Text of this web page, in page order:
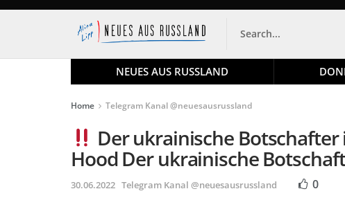
NEUES AUS RUSSLAND
Home Telegram Kanal @neuesausrussland
Der ukrainische
Hood Der ukrainische
30.06.2022 Telegram Kanal @neuesausrussland 0